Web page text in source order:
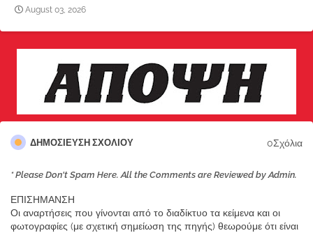
August 03, 2026
ΔΗΜΟΣΊΕΥΣΗ ΣΧΟΛΊΟΥ 0Σχόλια
* Please Don't Spam Here. All the Comments are Reviewed by Admin.
ΕΠΙΣΗΜΑΝΣΗ
Οι αναρτήσεις που γίνονται από το διαδίκτυο τα κείμενα και οι
φωτογραφίες (με σχετική σημείωση της πηγής) θεωρούμε ότι είναι